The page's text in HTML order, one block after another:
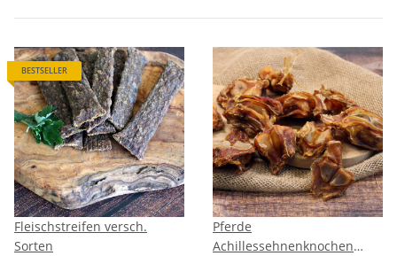
BESTSELLER
Fleischstreifen versch.
Sorten
Pferde
Achillessehnenknochen